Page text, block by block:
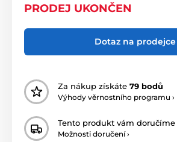
PRODEJ UKONČEN
Dotaz na prodejce
Za nákup získáte 79 bodů
Výhody věrnostního programu ›
Tento produkt vám doručíme
Možnosti doručení ›